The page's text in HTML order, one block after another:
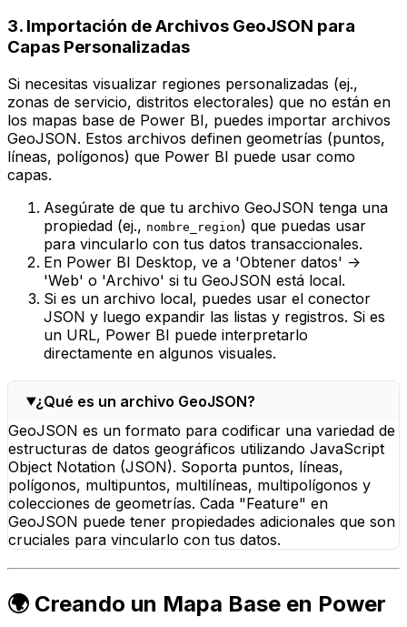
3. Importación de Archivos GeoJSON para
Capas Personalizadas
Si necesitas visualizar regiones personalizadas (ej.,
zonas de servicio, distritos electorales) que no están en
los mapas base de Power BI, puedes importar archivos
GeoJSON. Estos archivos definen geometrías (puntos,
líneas, polígonos) que Power BI puede usar como
capas.
Asegúrate de que tu archivo GeoJSON tenga una
propiedad (ej., nombre_region) que puedas usar
para vincularlo con tus datos transaccionales.
En Power BI Desktop, ve a 'Obtener datos' ->
'Web' o 'Archivo' si tu GeoJSON está local.
Si es un archivo local, puedes usar el conector
JSON y luego expandir las listas y registros. Si es
un URL, Power BI puede interpretarlo
directamente en algunos visuales.
¿Qué es un archivo GeoJSON?
GeoJSON es un formato para codificar una variedad de
estructuras de datos geográficos utilizando JavaScript
Object Notation (JSON). Soporta puntos, líneas,
polígonos, multipuntos, multilíneas, multipolígonos y
colecciones de geometrías. Cada "Feature" en
GeoJSON puede tener propiedades adicionales que son
cruciales para vincularlo con tus datos.
🌍 Creando un Mapa Base en Power